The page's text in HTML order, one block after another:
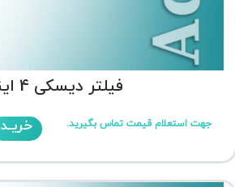
فیلتر دیسکی 4 اینچ
جهت استعلام قیمت تماس بگیرید. خریـد